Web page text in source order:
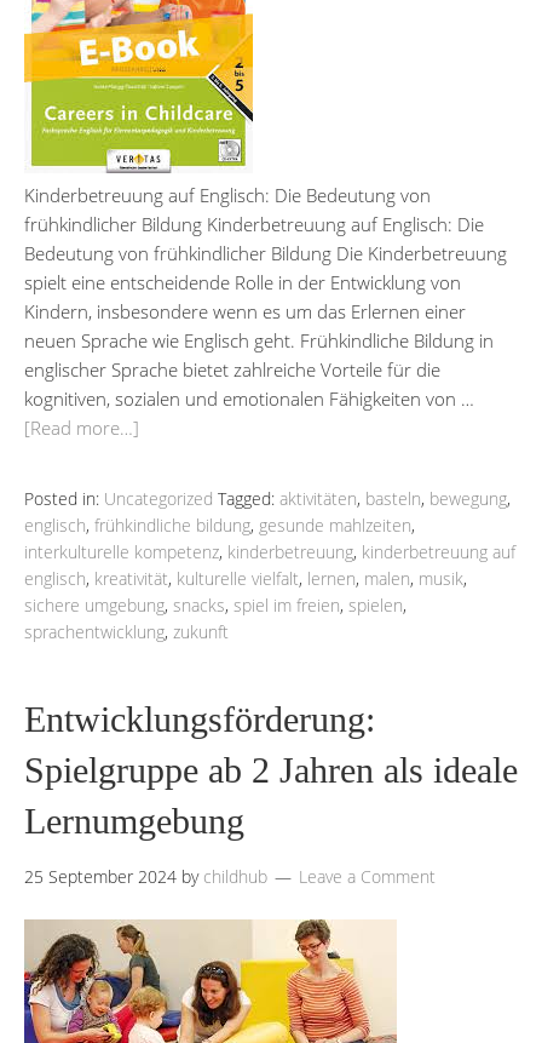
Kinderbetreuung auf Englisch: Die Bedeutung von
frühkindlicher Bildung Kinderbetreuung auf Englisch: Die
Bedeutung von frühkindlicher Bildung Die Kinderbetreuung
spielt eine entscheidende Rolle in der Entwicklung von
Kindern, insbesondere wenn es um das Erlernen einer
neuen Sprache wie Englisch geht. Frühkindliche Bildung in
englischer Sprache bietet zahlreiche Vorteile für die
kognitiven, sozialen und emotionalen Fähigkeiten von …
[Read more…]
Posted in: Uncategorized Tagged: aktivitäten, basteln, bewegung,
englisch, frühkindliche bildung, gesunde mahlzeiten,
interkulturelle kompetenz, kinderbetreuung, kinderbetreuung auf
englisch, kreativität, kulturelle vielfalt, lernen, malen, musik,
sichere umgebung, snacks, spiel im freien, spielen,
sprachentwicklung, zukunft
Entwicklungsförderung:
Spielgruppe ab 2 Jahren als ideale
Lernumgebung
25 September 2024 by childhub Leave a Comment